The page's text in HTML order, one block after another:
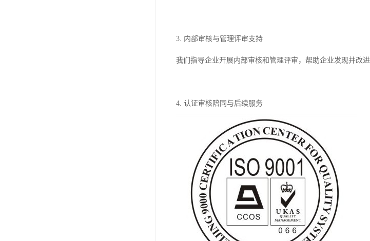
3. 内部审核与管理评审支持
我们指导企业开展内部审核和管理评审，帮助企业发现并改
4. 认证审核陪同与后续服务